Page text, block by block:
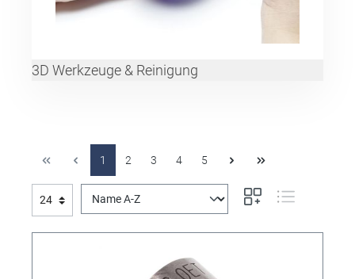
3D Werkzeuge & Reinigung
1 2 3 4 5